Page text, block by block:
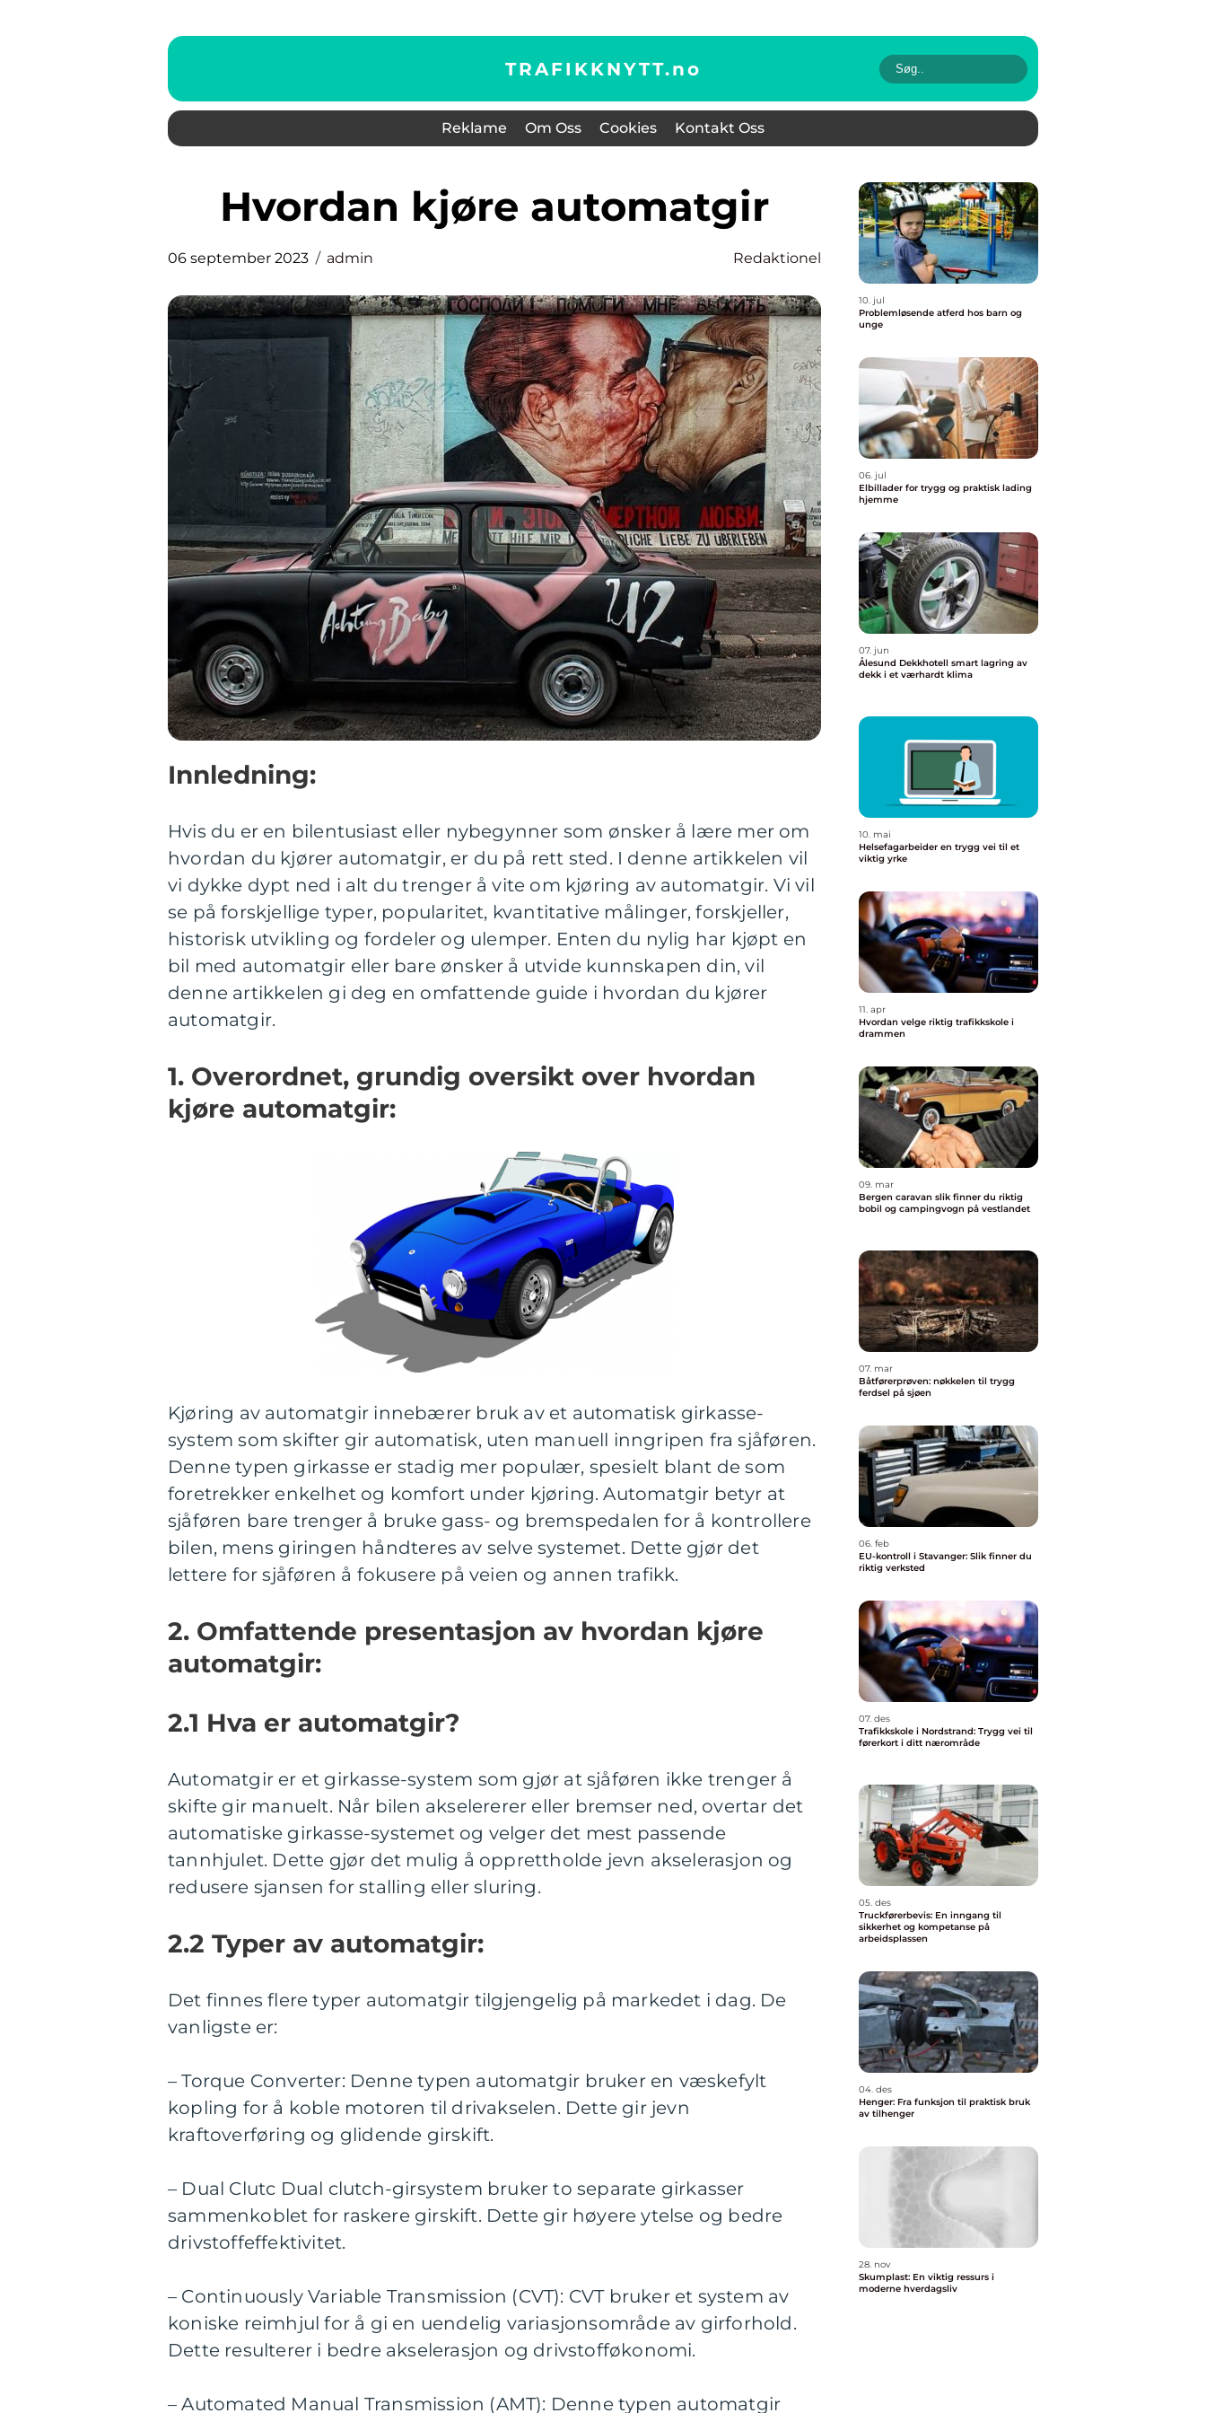
TRAFIKKNYTT.no
Reklame Om Oss Cookies Kontakt Oss
Hvordan kjøre automatgir
06 september 2023 admin Redaktionel
Innledning:
Hvis du er en bilentusiast eller nybegynner som ønsker å lære mer om
hvordan du kjører automatgir, er du på rett sted. I denne artikkelen vil
vi dykke dypt ned i alt du trenger å vite om kjøring av automatgir. Vi vil
se på forskjellige typer, popularitet, kvantitative målinger, forskjeller,
historisk utvikling og fordeler og ulemper. Enten du nylig har kjøpt en
bil med automatgir eller bare ønsker å utvide kunnskapen din, vil
denne artikkelen gi deg en omfattende guide i hvordan du kjører
automatgir.
1. Overordnet, grundig oversikt over hvordan
kjøre automatgir:
Kjøring av automatgir innebærer bruk av et automatisk girkasse-
system som skifter gir automatisk, uten manuell inngripen fra sjåføren.
Denne typen girkasse er stadig mer populær, spesielt blant de som
foretrekker enkelhet og komfort under kjøring. Automatgir betyr at
sjåføren bare trenger å bruke gass- og bremspedalen for å kontrollere
bilen, mens giringen håndteres av selve systemet. Dette gjør det
lettere for sjåføren å fokusere på veien og annen trafikk.
2. Omfattende presentasjon av hvordan kjøre
automatgir:
2.1 Hva er automatgir?
Automatgir er et girkasse-system som gjør at sjåføren ikke trenger å
skifte gir manuelt. Når bilen akselererer eller bremser ned, overtar det
automatiske girkasse-systemet og velger det mest passende
tannhjulet. Dette gjør det mulig å opprettholde jevn akselerasjon og
redusere sjansen for stalling eller sluring.
2.2 Typer av automatgir:
Det finnes flere typer automatgir tilgjengelig på markedet i dag. De
vanligste er:
– Torque Converter: Denne typen automatgir bruker en væskefylt
kopling for å koble motoren til drivakselen. Dette gir jevn
kraftoverføring og glidende girskift.
– Dual Clutc Dual clutch-girsystem bruker to separate girkasser
sammenkoblet for raskere girskift. Dette gir høyere ytelse og bedre
drivstoffeffektivitet.
– Continuously Variable Transmission (CVT): CVT bruker et system av
koniske reimhjul for å gi en uendelig variasjonsområde av girforhold.
Dette resulterer i bedre akselerasjon og drivstofføkonomi.
– Automated Manual Transmission (AMT): Denne typen automatgir
10. jul
Problemløsende atferd hos barn og
unge
06. jul
Elbillader for trygg og praktisk lading
hjemme
07. jun
Ålesund Dekkhotell smart lagring av
dekk i et værhardt klima
10. mai
Helsefagarbeider en trygg vei til et
viktig yrke
11. apr
Hvordan velge riktig trafikkskole i
drammen
09. mar
Bergen caravan slik finner du riktig
bobil og campingvogn på vestlandet
07. mar
Båtførerprøven: nøkkelen til trygg
ferdsel på sjøen
06. feb
EU-kontroll i Stavanger: Slik finner du
riktig verksted
07. des
Trafikkskole i Nordstrand: Trygg vei til
førerkort i ditt nærområde
05. des
Truckførerbevis: En inngang til
sikkerhet og kompetanse på
arbeidsplassen
04. des
Henger: Fra funksjon til praktisk bruk
av tilhenger
28. nov
Skumplast: En viktig ressurs i
moderne hverdagsliv